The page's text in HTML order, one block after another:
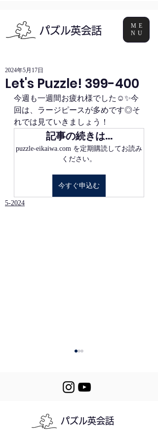
パズル英会話
ME
NU
Let's Puzzle! 399-400
2024年5月17日
今週も一週間お疲れ様でした☺✨今
回は、ラージピースが多めです◎そ
れでは見ていきましょう！
記事の続きは…
puzzle-eikaiwa.com を定期購読してお読み
ください。
今すぐ申込む
5-2024
404. Rain Sounds
パズル英会話